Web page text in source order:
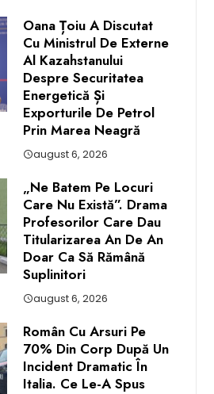
Oana Țoiu A Discutat
Cu Ministrul De Externe
Al Kazahstanului
Despre Securitatea
Energetică Și
Exporturile De Petrol
Prin Marea Neagră
august 6, 2026
„Ne Batem Pe Locuri
Care Nu Există”. Drama
Profesorilor Care Dau
Titularizarea An De An
Doar Ca Să Rămână
Suplinitori
august 6, 2026
Român Cu Arsuri Pe
70% Din Corp După Un
Incident Dramatic În
Italia. Ce Le-A Spus